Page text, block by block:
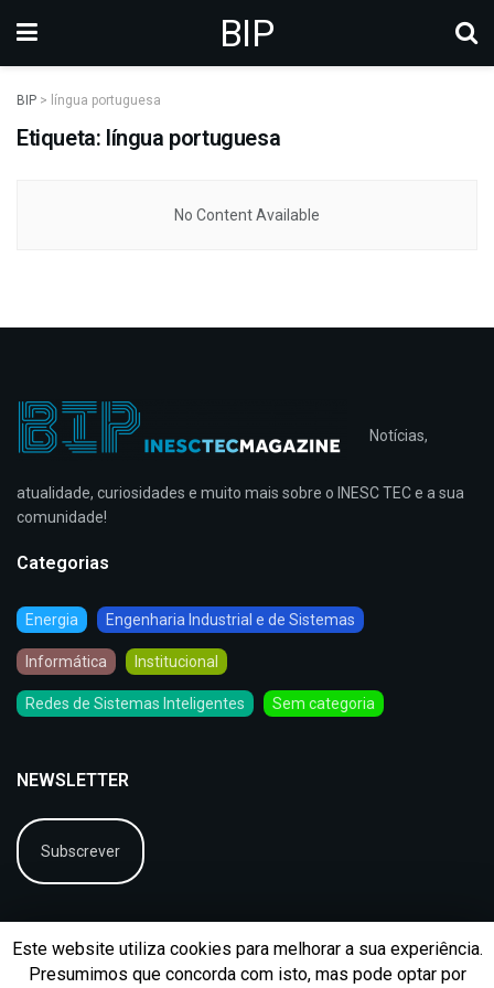
BIP
BIP > língua portuguesa
Etiqueta: língua portuguesa
No Content Available
Notícias,
atualidade, curiosidades e muito mais sobre o INESC TEC e a sua
comunidade!
Categorias
Energia Engenharia Industrial e de Sistemas
Informática Institucional
Redes de Sistemas Inteligentes Sem categoria
NEWSLETTER
Subscrever
Este website utiliza cookies para melhorar a sua experiência.
Presumimos que concorda com isto, mas pode optar por